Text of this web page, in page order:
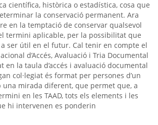
científica, històrica o estadística, cosa que
la conservació permanent. Ara
en la temptació de conservar qualsevol
termini aplicable, per la possibilitat que
ser útil en el futur. Cal tenir en compte el
d’Accés, Avaluació i Tria Documental
en la taula d’accés i avaluació documental
col·legiat és format per persones d’un
mirada diferent, que permet que, a
en les TAAD, tots els elements i les
hi intervenen es ponderin